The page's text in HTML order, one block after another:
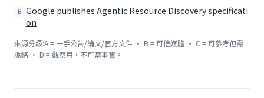
B Google publishes Agentic Resource Discovery specificati
on
來源分級:A = 一手公告/論文/官方文件 · B = 可信媒體 · C = 可參考但需
脈絡 · D = 觀察用，不可當事實。